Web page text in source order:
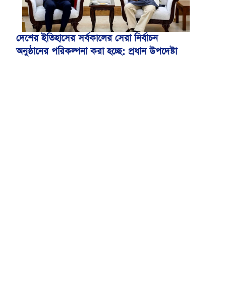
দেশের ইতিহাসের সর্বকালের সেরা নির্বাচন
অনুষ্ঠানের পরিকল্পনা করা হচ্ছে: প্রধান উপদেষ্টা